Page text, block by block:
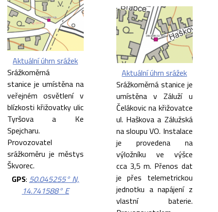
Aktuální úhrn srážek
Srážkoměrná
stanice je umístěna na
veřejném osvětlení v
blízkosti křižovatky ulic
Tyršova a Ke
Spejcharu.
Provozovatel
srážkoměru je městys
Škvorec.
GPS: 50.045255° N,
14.741588° E
Aktuální úhrn srážek
Srážkoměrná stanice je
umístěna v Záluží u
Čelákovic na křižovatce
ul. Haškova a Zálužská
na sloupu VO. Instalace
je provedena na
výložníku ve výšce
cca 3,5 m. Přenos dat
je přes telemetrickou
jednotku a napájení z
vlastní baterie.